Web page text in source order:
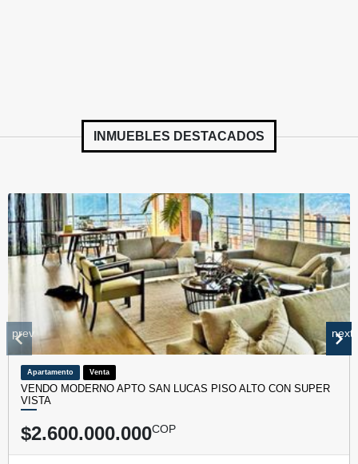
INMUEBLES DESTACADOS
Apartamento Venta
VENDO MODERNO APTO SAN LUCAS PISO ALTO CON SUPER
VISTA
$2.600.000.000COP
prev next